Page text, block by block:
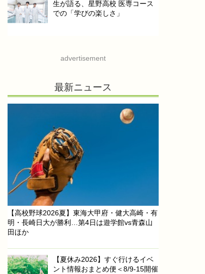
生が語る、星野高校 医専コース
での「学びの楽しさ」
advertisement
最新ニュース
【高校野球2026夏】東海大甲府・健大高崎・有
明・長崎日大が勝利…第4日は遊学館vs青森山
田ほか
【夏休み2026】すぐ行けるイベ
ント情報おまとめ便＜8/9-15開催